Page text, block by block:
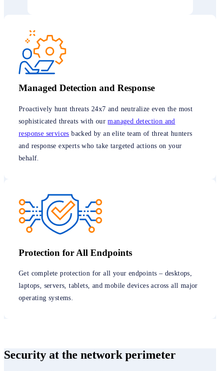
Managed Detection and Response
Proactively hunt threats 24x7 and neutralize even the most
sophisticated threats with ourmanaged detection and
response services backed by an elite team of threat hunters
and response experts who take targeted actions on your
behalf.
Protection for All Endpoints
Get complete protection for all your endpoints – desktops,
laptops, servers, tablets, and mobile devices across all major
operating systems.
Security at the network perimeter